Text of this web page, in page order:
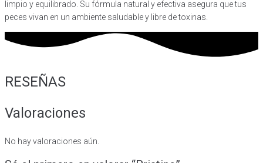
limpio y equilibrado. Su fórmula natural y efectiva asegura que tus
peces vivan en un ambiente saludable y libre de toxinas.
RESEÑAS
Valoraciones
No hay valoraciones aún.